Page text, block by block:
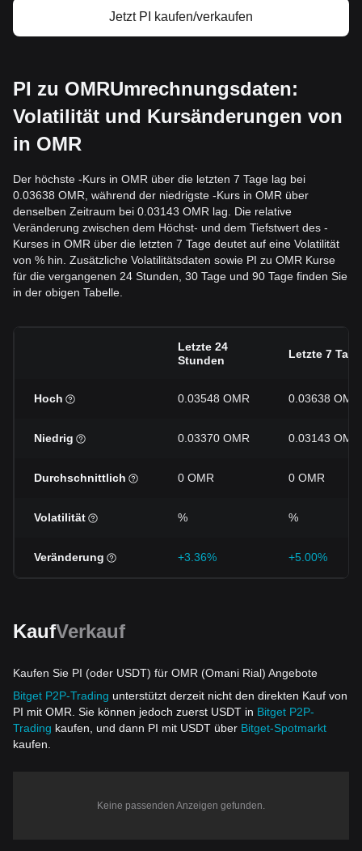
Jetzt PI kaufen/verkaufen
PI zu OMRUmrechnungsdaten:
Volatilität und Kursänderungen von
in OMR
Der höchste -Kurs in OMR über die letzten 7 Tage lag bei
0.03638 OMR, während der niedrigste -Kurs in OMR über
denselben Zeitraum bei 0.03143 OMR lag. Die relative
Veränderung zwischen dem Höchst- und dem Tiefstwert des -
Kurses in OMR über die letzten 7 Tage deutet auf eine Volatilität
von % hin. Zusätzliche Volatilitätsdaten sowie PI zu OMR Kurse
für die vergangenen 24 Stunden, 30 Tage und 90 Tage finden Sie
in der obigen Tabelle.
Letzte 24
Stunden
Letzte 7 Tage
Hoch 0.03548 OMR 0.03638 OMR
Niedrig 0.03370 OMR 0.03143 OMR
Durchschnittlich 0 OMR 0 OMR
Volatilität % %
Veränderung +3.36% +5.00%
KaufVerkauf
Kaufen Sie PI (oder USDT) für OMR (Omani Rial) Angebote
Bitget P2P-Trading unterstützt derzeit nicht den direkten Kauf von
PI mit OMR. Sie können jedoch zuerst USDT in Bitget P2P-
Trading kaufen, und dann PI mit USDT über Bitget-Spotmarkt
kaufen.
Keine passenden Anzeigen gefunden.